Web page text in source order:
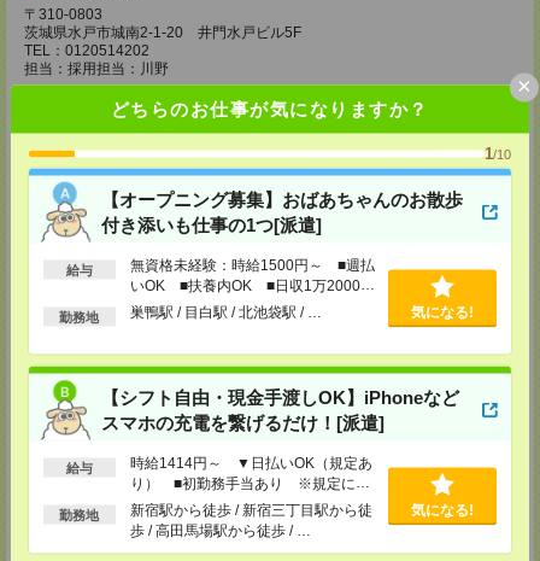
どちらのお仕事が気になりますか？
1/10
【オープニング募集】おばあちゃんのお散歩
付き添いも仕事の1つ[派遣]
給与
無資格未経験：時給1500円～ ■週払
いOK ■扶養内OK ■日収1万2000円
以上
勤務地 巣鴨駅 / 目白駅 / 北池袋駅 / … 気になる!
【シフト自由・現金手渡しOK】iPhoneなど
スマホの充電を繋げるだけ！[派遣]
給与
時給1414円～ ▼日払いOK（規定あ
り） ■初勤務手当あり ※規定によ
る
勤務地
新宿駅から徒歩 / 新宿三丁目駅から徒
歩 / 高田馬場駅から徒歩 / …
気になる!
×
〒310-0803
茨城県水戸市城南2-1-20 井門水戸ビル5F
TEL：0120514202
担当：採用担当：川野
【MD柏支店】
〒277-0852
千葉県柏市旭町1-12-2 エレル柏ビル6F
TEL：0120514202
担当：採用担当：渡辺
【MD千葉支店】
〒260-0015
千葉県千葉市中央区富士見1-15-9 朝日生命千葉ビル4F
担当：採用担当：椿森
【MD東京支店】
〒163-0630
東京都新宿区西新宿1-25-1 新宿センタービル30F
TEL：0120514202
担当：採用担当：三輪
【MD新宿支店】
東京都新宿区西新宿1-25-1 新宿センタービル30F
TEL：0120514202